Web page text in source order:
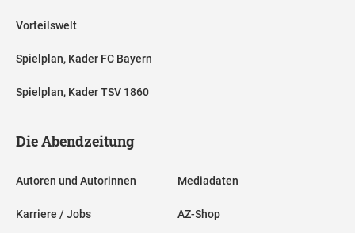
Vorteilswelt
Spielplan, Kader FC Bayern
Spielplan, Kader TSV 1860
Die Abendzeitung
Autoren und Autorinnen
Karriere / Jobs
Mediadaten
AZ-Shop